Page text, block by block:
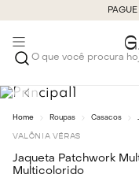
O que você
Roupas Casacos
VALÔNIA VÉRAS
Jaqueta Patchwork
Multicolorido